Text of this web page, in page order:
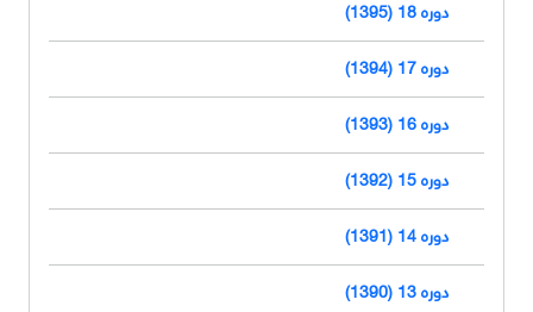
دوره 18 (1395)
دوره 17 (1394)
دوره 16 (1393)
دوره 15 (1392)
دوره 14 (1391)
دوره 13 (1390)